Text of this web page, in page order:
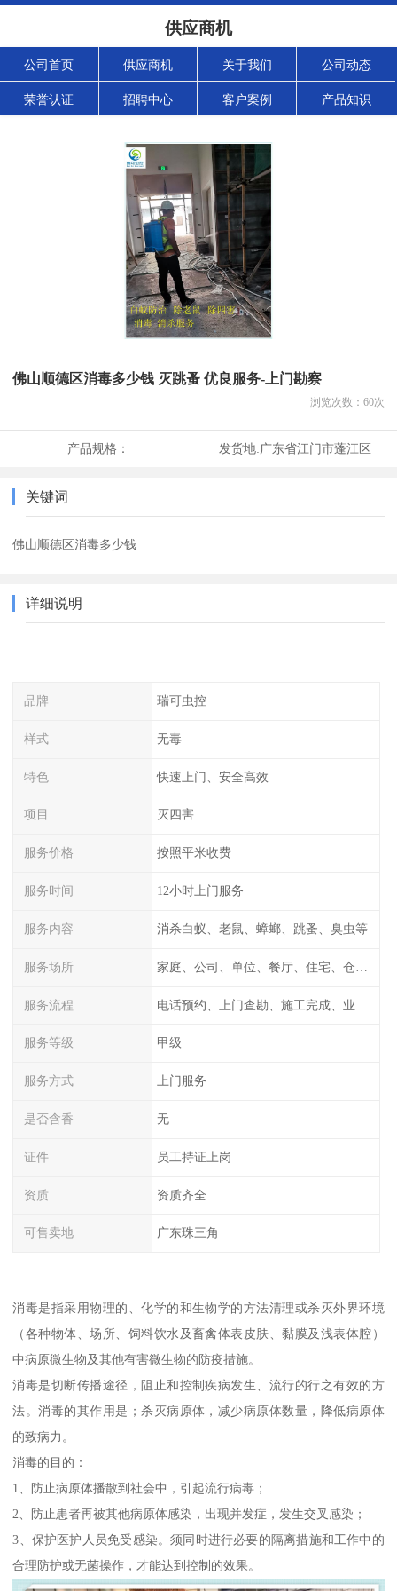
供应商机
公司首页 供应商机 关于我们 公司动态
荣誉认证 招聘中心 客户案例 产品知识
佛山顺德区消毒多少钱 灭跳蚤 优良服务-上门勘察
浏览次数： 60次
产品规格： 发货地:广东省江门市蓬江区
关键词
佛山顺德区消毒多少钱
详细说明
品牌 瑞可虫控
样式 无毒
特色 快速上门、安全高效
项目 灭四害
服务价格 按照平米收费
服务时间 12小时上门服务
服务内容 消杀白蚁、老鼠、蟑螂、跳蚤、臭虫等
服务场所
服务流程
服务等级 甲级
服务方式 上门服务
是否含香 无
证件 员工持证上岗
资质 资质齐全
可售卖地 广东珠三角
消毒是指采用物理的、化学的和生物学的方法清理或杀灭外界环境
（各种物体、场所、饲料饮水及畜禽体表皮肤、黏膜及浅表体腔）
中病原微生物及其他有害微生物的防疫措施。
消毒是切断传播途径，阻止和控制疾病发生、流行的行之有效的方
法。消毒的其作用是；杀灭病原体，减少病原体数量，降低病原体
的致病力。
消毒的目的：
1、防止病原体播散到社会中，引起流行病毒；
2、防止患者再被其他病原体感染，出现并发症，发生交叉感染；
3、保护医护人员免受感染。须同时进行必要的隔离措施和工作中的
合理防护或无菌操作，才能达到控制的效果。